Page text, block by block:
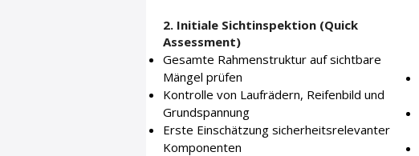
2. Initiale Sichtinspektion (Quick
Assessment)
Gesamte Rahmenstruktur auf sichtbare
Mängel prüfen
Kontrolle von Laufrädern, Reifenbild und
Grundspannung
Erste Einschätzung sicherheitsrelevanter
Komponenten